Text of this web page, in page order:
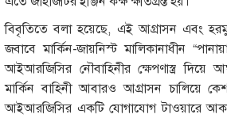
বিবৃতিতে বলা হয়েছে, এই আগ্রাসন এবং
জবাবে মার্কিন-জায়নিস্ট মালিকানাধীন
আইআরজিসির নৌবাহিনীর ক্ষেপণাস্ত্র দিয়ে
মার্কিন বাহিনী আবারও আগ্রাসন চালিয়ে
আইআরজিসির একটি যোগাযোগ টাওয়ারে